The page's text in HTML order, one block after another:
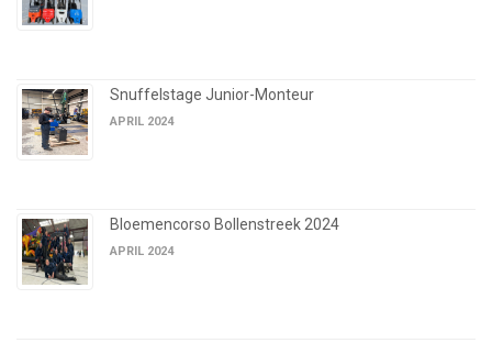
Snuffelstage Junior-Monteur
APRIL 2024
Bloemencorso Bollenstreek 2024
APRIL 2024